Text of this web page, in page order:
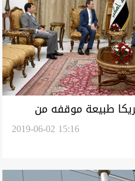
طبيعة موقفه من
2019-06-02 15:16